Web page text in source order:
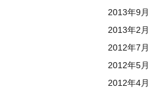
2013年9月
2013年2月
2012年7月
2012年5月
2012年4月